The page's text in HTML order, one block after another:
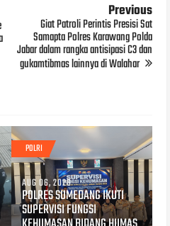
Previous
Giat Patroli Perintis Presisi Sat
Samapta Polres Karawang Polda
Jabar dalam rangka antisipasi C3 dan
gukamtibmas lainnya di Walahar
POLRI
AUG 06, 2026
POLRES SUMEDANG IKUTI
SUPERVISI FUNGSI